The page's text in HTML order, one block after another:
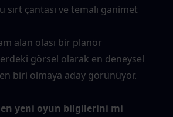
sırt çantası ve temalı ganimet
alan olası bir planör
görsel olarak en deneysel
biri olmaya aday görünüyor.
en yeni oyun bilgilerini mi